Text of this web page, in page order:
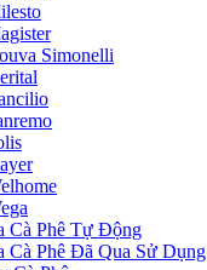
Simonelli
Cà Phê Tự Động
Cà Phê Đã Qua Sử Dụng